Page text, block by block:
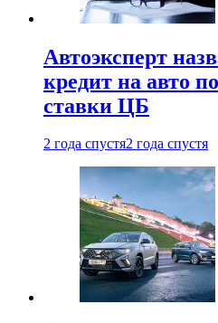
Автоэксперт
кредит на авто
ставки ЦБ
2 года спустя2 года спустя